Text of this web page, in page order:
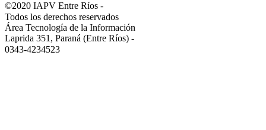
©2020 IAPV Entre Ríos -
Todos los derechos reservados
Área Tecnología de la Información
Laprida 351, Paraná (Entre Ríos) -
0343-4234523